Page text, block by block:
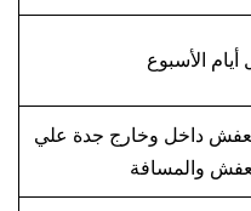
الأسبوع
داخل وخارج جدة علي
والمسافة